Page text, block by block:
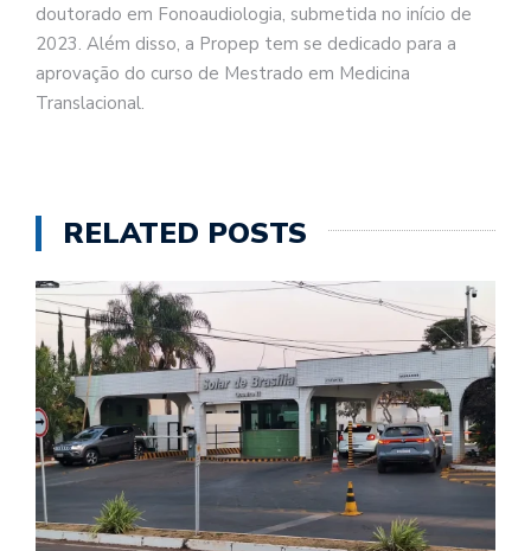
doutorado em Fonoaudiologia, submetida no início de
2023. Além disso, a Propep tem se dedicado para a
aprovação do curso de Mestrado em Medicina
Translacional.
RELATED POSTS